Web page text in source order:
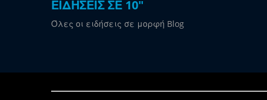
ΕΙΔΗΣΕΙΣ ΣΕ 10"
Όλες οι ειδήσεις σε μορφή Blog